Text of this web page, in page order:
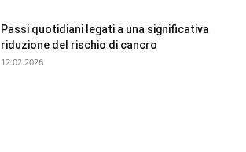
Passi quotidiani legati a una significativa
riduzione del rischio di cancro
12.02.2026